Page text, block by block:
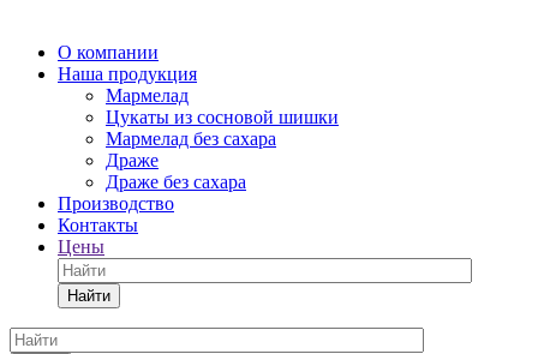
О компании
Наша продукция
Мармелад
Цукаты из сосновой шишки
Мармелад без сахара
Драже
Драже без сахара
Производство
Контакты
Цены
Найти